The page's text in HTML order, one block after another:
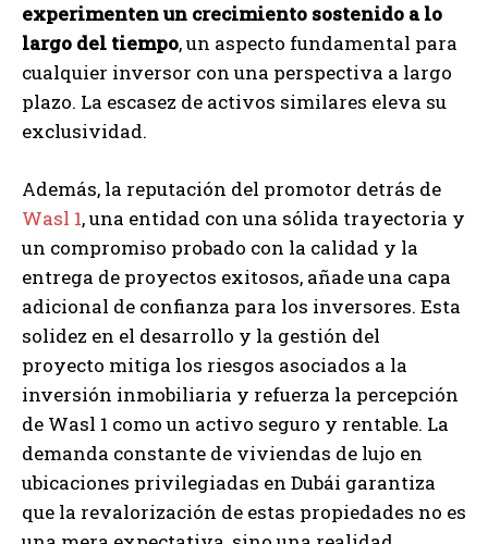
experimenten un crecimiento sostenido a lo
largo del tiempo, un aspecto fundamental para
cualquier inversor con una perspectiva a largo
plazo. La escasez de activos similares eleva su
exclusividad.
Además, la reputación del promotor detrás de
Wasl 1, una entidad con una sólida trayectoria y
un compromiso probado con la calidad y la
entrega de proyectos exitosos, añade una capa
adicional de confianza para los inversores. Esta
solidez en el desarrollo y la gestión del
proyecto mitiga los riesgos asociados a la
inversión inmobiliaria y refuerza la percepción
de Wasl 1 como un activo seguro y rentable. La
demanda constante de viviendas de lujo en
ubicaciones privilegiadas en Dubái garantiza
que la revalorización de estas propiedades no es